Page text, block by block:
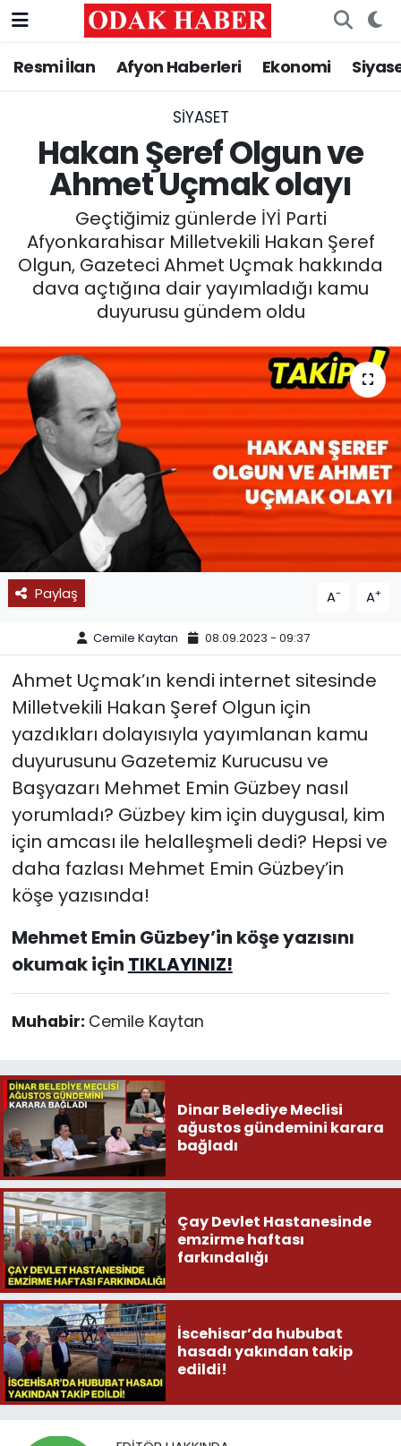
Resmi İlan Afyon Haberleri Ekonomi
SIYASET
Hakan Şeref Olgun ve
Ahmet Uçmak olayı
Geçtiğimiz günlerde İYİ Parti
Afyonkarahisar Milletvekili Hakan Şeref
Olgun, Gazeteci Ahmet Uçmak hakkında
dava açtığına dair yayımladığı kamu
duyurusu gündem oldu
Paylaş A- A+
Cemile Kaytan 08.09.2023 - 09:37
Ahmet Uçmak’ın kendi internet sitesinde
Milletvekili Hakan Şeref Olgun için
yazdıkları dolayısıyla yayımlanan kamu
duyurusunu Gazetemiz Kurucusu ve
Başyazarı Mehmet Emin Güzbey nasıl
yorumladı? Güzbey kim için duygusal, kim
için amcası ile helalleşmeli dedi? Hepsi ve
daha fazlası Mehmet Emin Güzbey’in
köşe yazısında!
Mehmet Emin Güzbey’in köşe yazısını
okumak için TIKLAYINIZ!
Muhabir: Cemile Kaytan
Dinar Belediye Meclisi
ağustos gündemini karara
bağladı
Çay Devlet Hastanesinde
emzirme haftası
farkındalığı
İscehisar’da hububat
hasadı yakından takip
edildi!
AFYONKARAHİSAR HABERLERİ
ASAYİŞ
SİYASET
EĞİTİM
MAGAZİN
SAĞLIK
SPOR
11:11 MANŞET
Nöbetçi Eczaneler
Trafik Durumu
Süper Lig Puan Durumu ve Fikstür
Tüm Manşetler
Son Dakika Haberleri
Haber Arşivi